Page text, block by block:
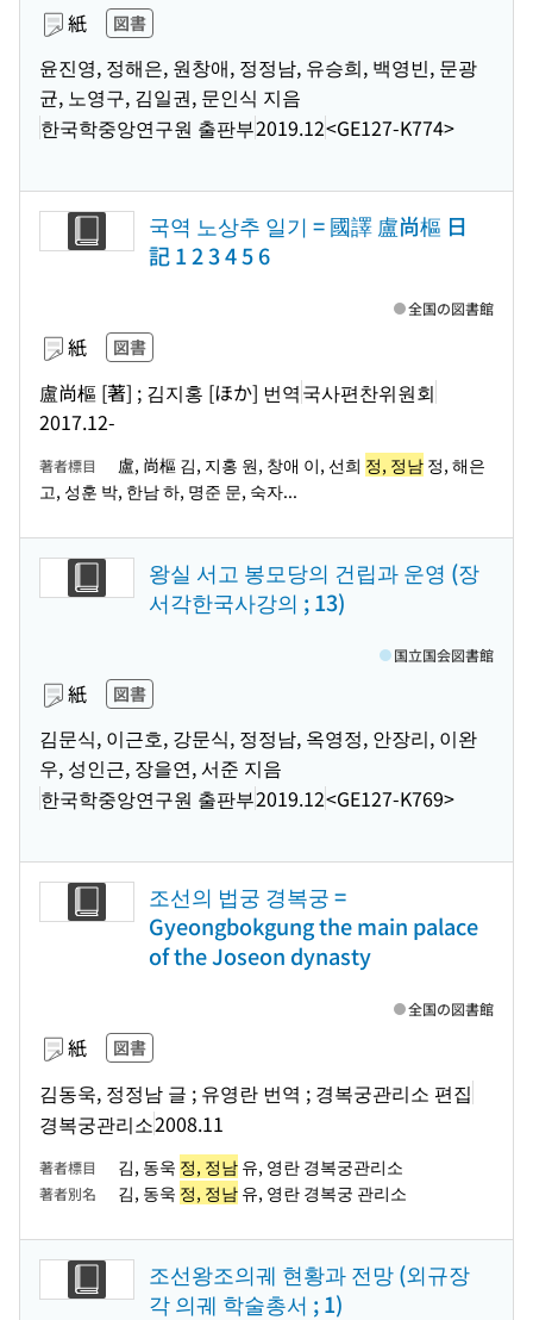
紙 図書
윤진영, 정해은, 원창애, 정정남, 유승희, 백영빈, 문광
균, 노영구, 김일권, 문인식 지음
한국학중앙연구원 출판부2019.12<GE127-K774>
국역 노상추 일기 = 國譯 盧尚樞 日
記 1 2 3 4 5 6
紙 図書
盧尚樞 [著] ; 김지홍 [ほか] 번역국사편찬위원회
2017.12-
全国の図書館
著者標目 盧, 尚樞 김, 지홍 원, 창애 이, 선희 정, 정남 정, 해은
고, 성훈 박, 한남 하, 명준 문, 숙자...
왕실 서고 봉모당의 건립과 운영 (장
서각한국사강의 ; 13)
紙 図書
김문식, 이근호, 강문식, 정정남, 옥영정, 안장리, 이완
우, 성인근, 장을연, 서준 지음
한국학중앙연구원 출판부2019.12<GE127-K769>
国立国会図書館
조선의 법궁 경복궁 =
Gyeongbokgung the main palace
of the Joseon dynasty
紙 図書
김동욱, 정정남 글 ; 유영란 번역 ; 경복궁관리소 편집
경복궁관리소2008.11
全国の図書館
著者標目 김, 동욱 정, 정남 유, 영란 경복궁관리소
著者別名 김, 동욱 정, 정남 유, 영란 경복궁 관리소
조선왕조의궤 현황과 전망 (외규장
각 의궤 학술총서 ; 1)